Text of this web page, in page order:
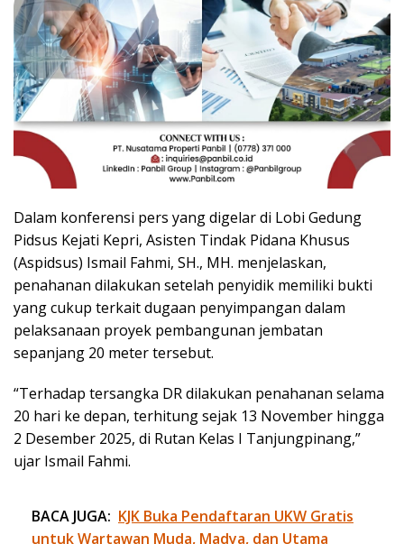
Dalam konferensi pers yang digelar di Lobi Gedung
Pidsus Kejati Kepri, Asisten Tindak Pidana Khusus
(Aspidsus) Ismail Fahmi, SH., MH. menjelaskan,
penahanan dilakukan setelah penyidik memiliki bukti
yang cukup terkait dugaan penyimpangan dalam
pelaksanaan proyek pembangunan jembatan
sepanjang 20 meter tersebut.
“Terhadap tersangka DR dilakukan penahanan selama
20 hari ke depan, terhitung sejak 13 November hingga
2 Desember 2025, di Rutan Kelas I Tanjungpinang,”
ujar Ismail Fahmi.
BACA JUGA: KJK Buka Pendaftaran UKW Gratis
untuk Wartawan Muda, Madya, dan Utama